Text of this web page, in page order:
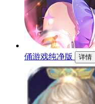
俑游戏纯净版
详情